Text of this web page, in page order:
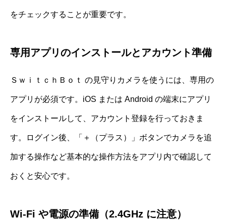
をチェックすることが重要です。
専用アプリのインストールとアカウント準備
ＳｗｉｔｃｈＢｏｔ の見守りカメラを使うには、専用の
アプリが必須です。iOS または Android の端末にアプリ
をインストールして、アカウント登録を行っておきま
す。ログイン後、「＋（プラス）」ボタンでカメラを追
加する操作など基本的な操作方法をアプリ内で確認して
おくと安心です。
Wi-Fi や電源の準備（2.4GHz に注意）